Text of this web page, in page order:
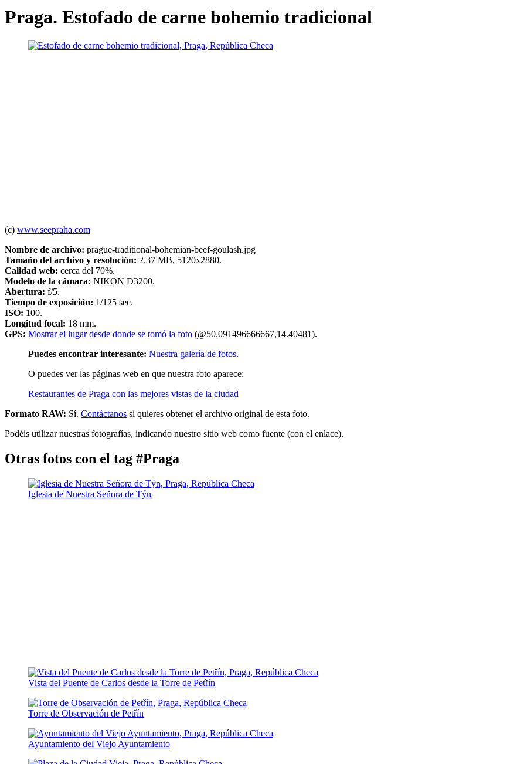
Praga. Estofado de carne bohemio tradicional
(c) www.seepraha.com
Nombre de archivo: prague-traditional-bohemian-beef-goulash.jpg
Tamaño del archivo y resolución: 2.37 MB, 5120x2880.
Calidad web: cerca del 70%.
Modelo de la cámara: NIKON D3200.
Abertura: f/5.
Tiempo de exposición: 1/125 sec.
ISO: 100.
Longitud focal: 18 mm.
GPS: Mostrar el lugar desde donde se tomó la foto (@50.091496666667,14.40481).
Puedes encontrar interesante: Nuestra galería de fotos.
O puedes ver las páginas web en que nuestra foto aparece:
Restaurantes de Praga con las mejores vistas de la ciudad
Formato RAW: Sí. Contáctanos si quieres obtener el archivo original de esta foto.
Podéis utilizar nuestras fotografías, indicando nuestro sitio web como fuente (con el enlace).
Otras fotos con el tag #Praga
Iglesia de Nuestra Señora de Týn
Vista del Puente de Carlos desde la Torre de Petřín
Torre de Observación de Petřín
Ayuntamiento del Viejo Ayuntamiento